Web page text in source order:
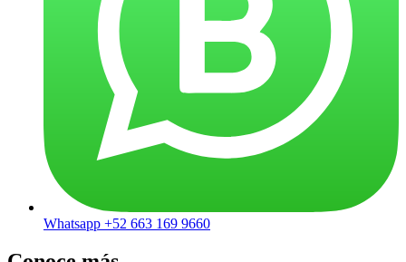
Whatsapp +52 663 169 9660